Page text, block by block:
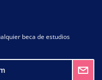
beca de estudios